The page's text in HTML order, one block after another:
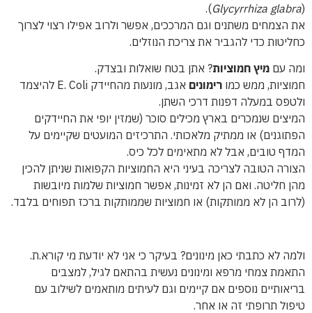
(
Glycyrrhiza glabra
).
את הצמחים משתנים וגם המרככים, אפשר ולרוב אפילו רצוי לצרוך
כחליטות כדי להגביר את צריכת הנוזלים.
ומה עם מיץ חמוציות? אתן בטח שואלות ובצדק.
חמוציות, ממש כמו רימונים
אגב, מונעות מהחיידק E. Coli להיצמד
ולטפס במעלה דפנות דרכי השתן.
המיצים שנמכרים בארץ מכילים סוכר (שמזין יופי את החיידקים
הפתוגנים) או ממתיק מלאכותי. התרכיזים המועטים שקיימים על
המדף טובים, אבל לא מתאימים לכל כיס.
הצורה הטובה לצריכה בעיני היא החמוציות הקפואות שניתן להכין
מהן חליטה. ואם הן לא זמינות, אפשר חמוציות שלמות מיובשות
(לרוב הן לא ממותקות) או חמוציות שממותקות ברכז תפוחים בלבד.
ולמה לא כתבתי כאן מינונים? בעיקר כי אני לא יודעת מי קורא.ת.
התאמת צמחי מרפא ומינונים נעשית בהתאם לגיל, למצבים
בריאותיים נוספים אם קיימים וגם לעיתים מותאמים לשילוב עם
טיפול תרופתי זה או אחר.